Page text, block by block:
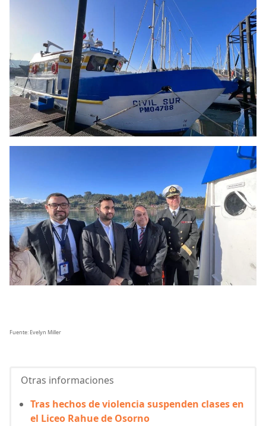
Fuente: Evelyn Miller
Otras informaciones
Tras hechos de violencia suspenden clases en
el Liceo Rahue de Osorno